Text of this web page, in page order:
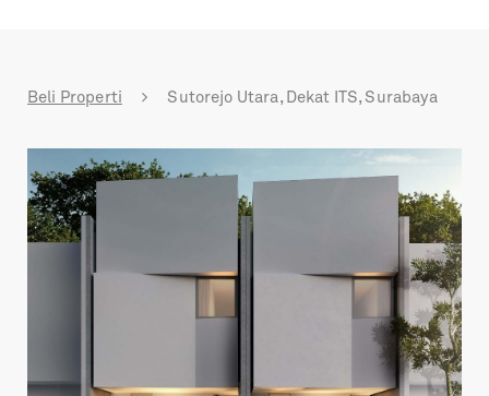
Beli Properti Sutorejo Utara, Dekat ITS, Surabaya